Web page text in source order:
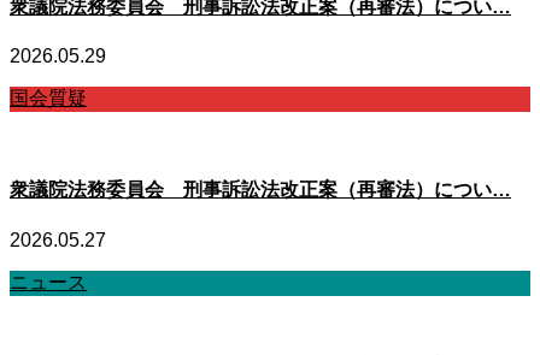
衆議院法務委員会 刑事訴訟法改正案（再審法）につい…
2026.05.29
国会質疑
衆議院法務委員会 刑事訴訟法改正案（再審法）につい…
2026.05.27
ニュース